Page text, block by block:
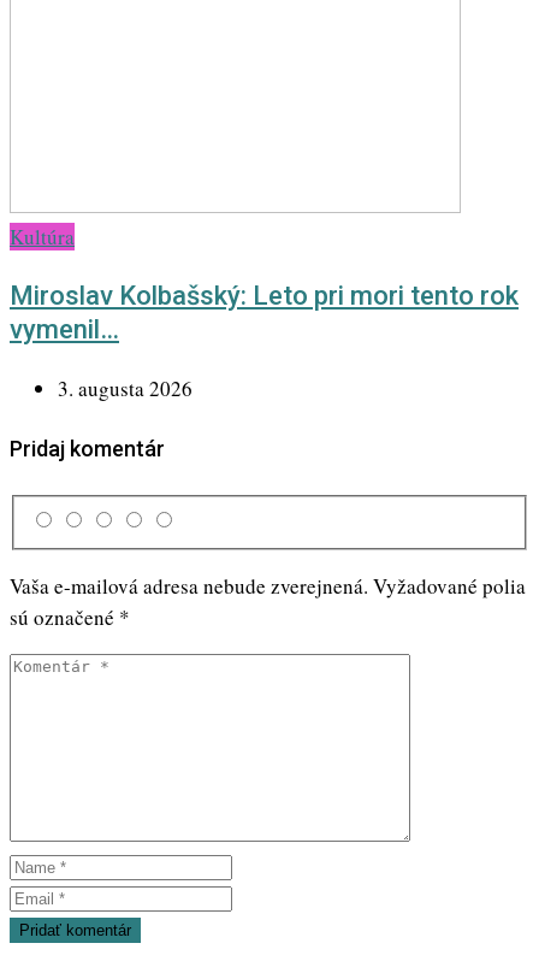
Kultúra
Miroslav Kolbašský: Leto pri mori tento rok
vymenil…
3. augusta 2026
Pridaj komentár
Vaša e-mailová adresa nebude zverejnená. Vyžadované polia
sú označené *